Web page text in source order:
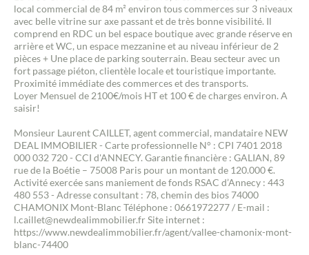
local commercial de 84 m² environ tous commerces sur 3 niveaux
avec belle vitrine sur axe passant et de très bonne visibilité. Il
comprend en RDC un bel espace boutique avec grande réserve en
arrière et WC, un espace mezzanine et au niveau inférieur de 2
pièces + Une place de parking souterrain. Beau secteur avec un
fort passage piéton, clientèle locale et touristique importante.
Proximité immédiate des commerces et des transports.
Loyer Mensuel de 2100€/mois HT et 100 € de charges environ. A
saisir!
Monsieur Laurent CAILLET, agent commercial, mandataire NEW
DEAL IMMOBILIER - Carte professionnelle N° : CPI 7401 2018
000 032 720 - CCI d'ANNECY. Garantie financière : GALIAN, 89
rue de la Boétie – 75008 Paris pour un montant de 120.000 €.
Activité exercée sans maniement de fonds RSAC d’Annecy : 443
480 553 - Adresse consultant : 78, chemin des bios 74000
CHAMONIX Mont-Blanc Téléphone : 0661972277 / E-mail :
l.caillet@newdealimmobilier.fr Site internet :
https://www.newdealimmobilier.fr/agent/vallee-chamonix-mont-
blanc-74400